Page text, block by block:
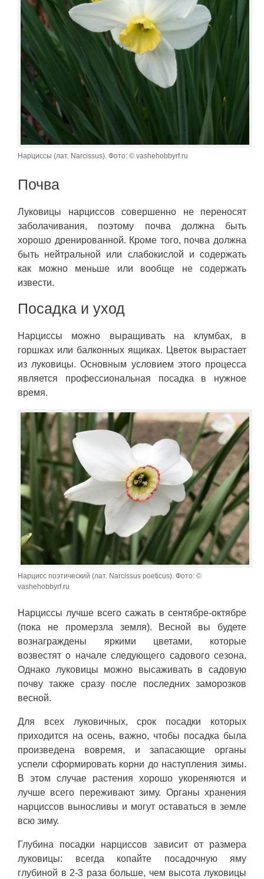
Нарциссы (лат. Narcissus). Фото: © vashehobbyrf.ru
Почва
Луковицы нарциссов совершенно не переносят
заболачивания, поэтому почва должна быть
хорошо дренированной. Кроме того, почва должна
быть нейтральной или слабокислой и содержать
как можно меньше или вообще не содержать
извести.
Посадка и уход
Нарциссы можно выращивать на клумбах, в
горшках или балконных ящиках. Цветок вырастает
из луковицы. Основным условием этого процесса
является профессиональная посадка в нужное
время.
Нарцисс поэтический (лат. Narcissus poeticus). Фото: ©
vashehobbyrf.ru
Нарциссы лучше всего сажать в сентябре-октябре
(пока не промерзла земля). Весной вы будете
вознаграждены яркими цветами, которые
возвестят о начале следующего садового сезона.
Однако луковицы можно высаживать в садовую
почву также сразу после последних заморозков
весной.
Для всех луковичных, срок посадки которых
приходится на осень, важно, чтобы посадка была
произведена вовремя, и запасающие органы
успели сформировать корни до наступления зимы.
В этом случае растения хорошо укореняются и
лучше всего переживают зиму. Органы хранения
нарциссов выносливы и могут оставаться в земле
всю зиму.
Глубина посадки нарциссов зависит от размера
луковицы: всегда копайте посадочную яму
глубиной в 2-3 раза больше, чем высота луковицы